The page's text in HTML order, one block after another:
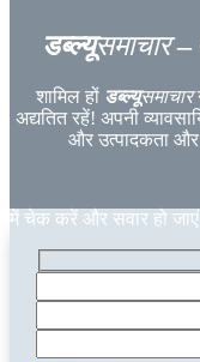
डब्ल्यूसमाचार–
शामिल हों डब्ल्यूसमाचार
अद्यतित रहें! अपनी
और उत्पादकता
में चेक करें और सवार हो जाएं